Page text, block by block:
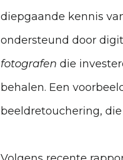
diepgaande kennis
ondersteund door
fotografen die
behalen. Een
beeldretouchering,